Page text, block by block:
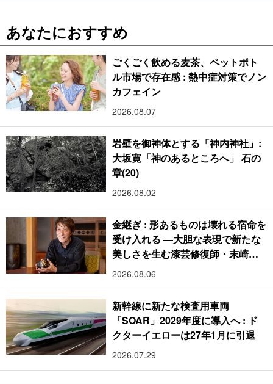
あなたにおすすめ
ごくごく飲める麦茶、ペットボト
ル市場で存在感 : 熱中症対策でノン
カフェイン
2026.08.07
岩壁を御神体とする「神内神社」:
大坂寛「神のあるところへ」 石の
章(20)
2026.08.02
金継ぎ : 形あるものは壊れる宿命を
受け入れる ―大胆な表現で新たな
美しさを生む漆芸修復師・末崎広
樹
2026.08.06
新幹線に新たな検査用車両
「SOAR」2029年度に導入へ : ド
クターイエローは27年1月に引退
2026.07.29